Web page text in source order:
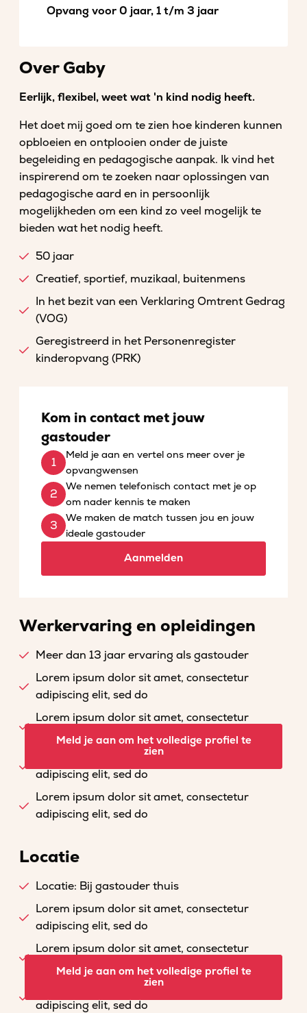
Opvang voor 0 jaar, 1 t/m 3 jaar
Over Gaby
Eerlijk, flexibel, weet wat 'n kind nodig heeft.
Het doet mij goed om te zien hoe kinderen kunnen
opbloeien en ontplooien onder de juiste
begeleiding en pedagogische aanpak. Ik vind het
inspirerend om te zoeken naar oplossingen van
pedagogische aard en in persoonlijk
mogelijkheden om een kind zo veel mogelijk te
bieden wat het nodig heeft.
50 jaar
Creatief, sportief, muzikaal, buitenmens
In het bezit van een Verklaring Omtrent Gedrag
(VOG)
Geregistreerd in het Personenregister
kinderopvang (PRK)
Kom in contact met jouw
gastouder
Meld je aan en vertel ons meer over je
opvangwensen
We nemen telefonisch contact met je op
om nader kennis te maken
We maken de match tussen jou en jouw
ideale gastouder
Aanmelden
Werkervaring en opleidingen
Meer dan 13 jaar ervaring als gastouder
Lorem ipsum dolor sit amet, consectetur
adipiscing elit, sed do
Lorem ipsum dolor sit amet, consectetur
adipiscing elit, sed do
Lorem ipsum dolor sit amet, consectetur
adipiscing elit, sed do
Lorem ipsum dolor sit amet, consectetur
adipiscing elit, sed do
Meld je aan om het volledige profiel te
zien
Locatie
Locatie: Bij gastouder thuis
Lorem ipsum dolor sit amet, consectetur
adipiscing elit, sed do
Lorem ipsum dolor sit amet, consectetur
adipiscing elit, sed do
Lorem ipsum dolor sit amet, consectetur
adipiscing elit, sed do
Meld je aan om het volledige profiel te
zien